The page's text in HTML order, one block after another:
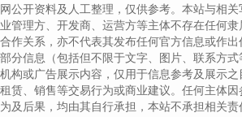
网公开资料及人工整理，仅供参考。本站与相
业管理方、开发商、运营方等主体不存在任何
合作关系，亦不代表其发布任何官方信息或作
部分信息（包括但不限于文字、图片、联系方
机构或广告展示内容，仅用于信息参考及展示之
租赁、销售等交易行为或商业建议。任何主体
为及后果，均由其自行承担，本站不承担相关